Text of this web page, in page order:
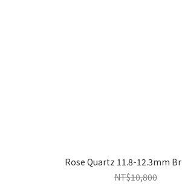
Rose Quartz 11.8-12.3mm
NT$10,800